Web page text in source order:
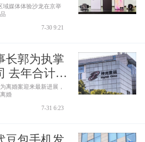
域媒体体验沙龙在京举
7-30 9:21
长郭为执掌
去年合计薪
元
离婚案迎来最新进展，
婚
7-31 6:23
豆包手机发